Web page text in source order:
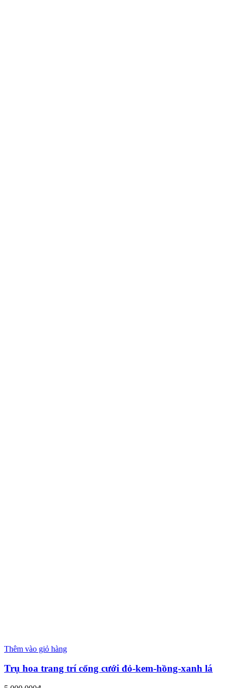
Thêm vào giỏ hàng
Trụ hoa trang trí cổng cưới đỏ-kem-hồng-xanh lá